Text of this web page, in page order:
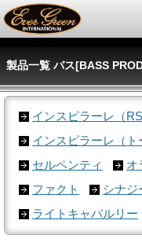
製品一覧 バス[BASS
インスピラーレ（
インスピラーレ（ト
セルペンティ
オ
ファクト
シナジ
ライトキャバルリー